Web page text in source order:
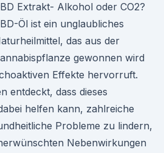
Extrakt- Alkohol oder CO2?
Öl ist ein unglaubliches
das aus der
gewonnen wird
Effekte hervorruft.
entdeckt, dass dieses
helfen kann, zahlreiche
Probleme zu lindern,
Nebenwirkungen